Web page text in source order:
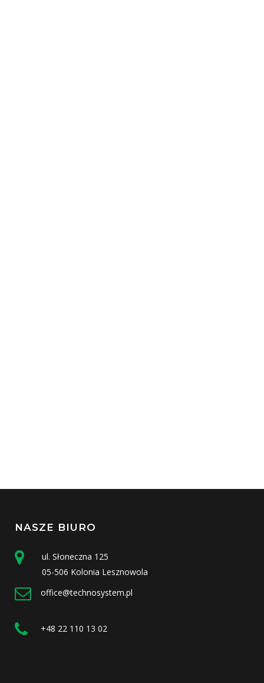
NASZE BIURO
ul. Słoneczna 125
05-506 Kolonia Lesznowola
office@technosystem.pl
+48 22 110 13 02